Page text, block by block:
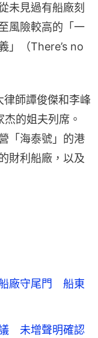
未見過有船廠刻
風險較高的「一
」（There’s no
律師譚俊傑和李峰
的姐夫列席。
「海泰號」的港
財利船廠，以及
廠守尾門 船東
未增聲明確認